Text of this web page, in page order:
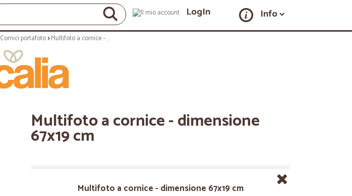
LogIn Info
Cornici portafoto Multifoto a cornice - dimensione 67x19 cm
Multifoto a cornice - dimensione
67x19 cm
Multifoto a cornice - dimensione 67x19 cm